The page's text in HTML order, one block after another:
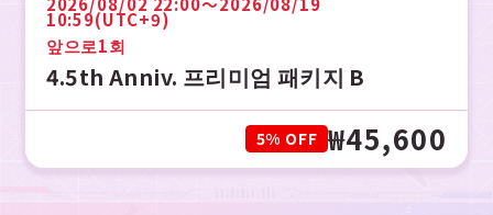
10:59(UTC+9)
앞으로1회
4.5th Anniv. 프리미엄 패키지 B
₩45,600
5% OFF